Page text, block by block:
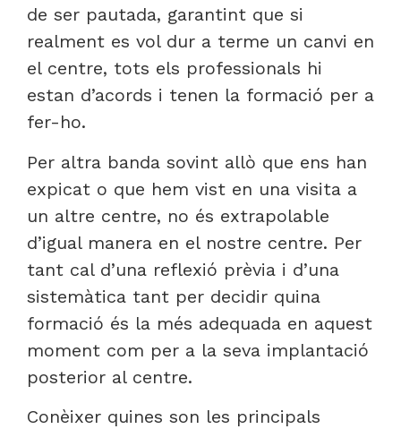
de ser pautada, garantint que si
realment es vol dur a terme un canvi en
el centre, tots els professionals hi
estan d’acords i tenen la formació per a
fer-ho.
Per altra banda sovint allò que ens han
expicat o que hem vist en una visita a
un altre centre, no és extrapolable
d’igual manera en el nostre centre. Per
tant cal d’una reflexió prèvia i d’una
sistemàtica tant per decidir quina
formació és la més adequada en aquest
moment com per a la seva implantació
posterior al centre.
Conèixer quines son les principals